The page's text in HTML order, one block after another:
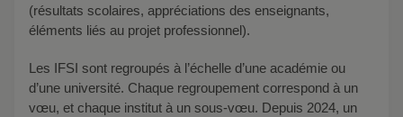
(résultats scolaires, appréciations des enseignants,
éléments liés au projet professionnel).
Les IFSI sont regroupés à l’échelle d’une académie ou
d’une université. Chaque regroupement correspond à un
vœu, et chaque institut à un sous-vœu. Depuis 2024, un